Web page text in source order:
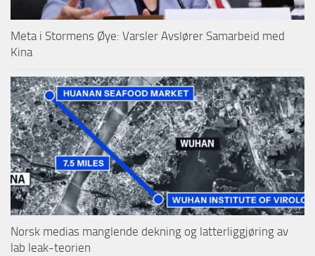
Meta i Stormens Øye: Varsler Avslører Samarbeid med
Kina
Norsk medias manglende dekning og latterliggjøring av
lab leak-teorien